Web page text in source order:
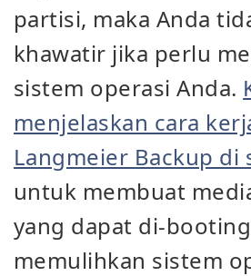
partisi, maka Anda
khawatir jika perlu
sistem operasi Anda.
menjelaskan cara
Langmeier Backup di
untuk membuat
yang dapat di-
memulihkan sistem